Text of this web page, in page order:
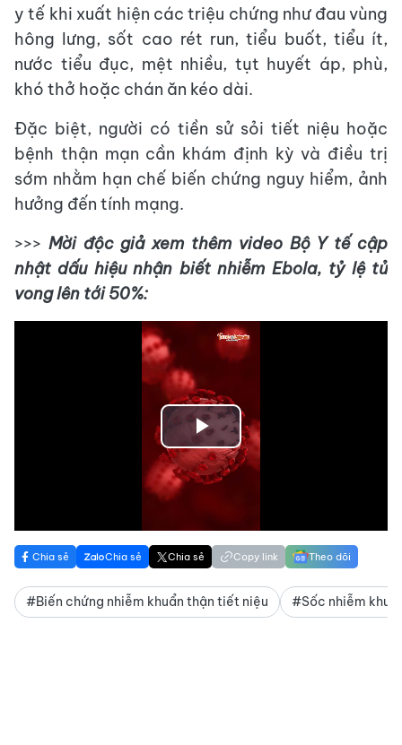
y tế khi xuất hiện các triệu chứng như đau vùng
hông lưng, sốt cao rét run, tiểu buốt, tiểu ít,
nước tiểu đục, mệt nhiều, tụt huyết áp, phù,
khó thở hoặc chán ăn kéo dài.
Đặc biệt, người có tiền sử sỏi tiết niệu hoặc
bệnh thận mạn cần khám định kỳ và điều trị
sớm nhằm hạn chế biến chứng nguy hiểm, ảnh
hưởng đến tính mạng.
>>> Mời độc giả xem thêm video Bộ Y tế cập
nhật dấu hiệu nhận biết nhiễm Ebola, tỷ lệ tử
vong lên tới 50%:
Play
Video
Chia sẻ Chia sẻ Chia sẻ Copy link Theo dõi
#Biến chứng nhiễm khuẩn thận tiết niệu #Sốc nhiễm